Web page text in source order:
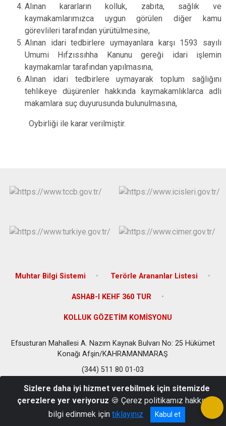
Alınan kararların kolluk, zabıta, sağlık ve
kaymakamlarımızca uygun görülen diğer kamu
görevlileri tarafından yürütülmesine,
Alınan idari tedbirlere uymayanlara karşı 1593 sayılı
Umumi Hıfzıssıhha Kanunu gereği idari işlemin
kaymakamlar tarafından yapılmasına,
Alınan idari tedbirlere uymayarak toplum sağlığını
tehlikeye düşürenler hakkında kaymakamlıklarca adli
makamlara suç duyurusunda bulunulmasına,
Oybirliği ile karar verilmiştir.
Muhtar Bilgi Sistemi Terörle Arananlar Listesi
ASHAB-I KEHF 360 TUR
KOLLUK GÖZETİM KOMİSYONU
Efsusturan Mahallesi A. Nazım Kaynak Bulvarı No: 25 Hükümet
Konağı Afşin/KAHRAMANMARAŞ
(344) 511 80 01-03
Sizlere daha iyi hizmet verebilmek için sitemizde
çerezlere yer veriyoruz 🍪 Çerez politikamız hakkında
bilgi edinmek için tıklayınız Kabul et